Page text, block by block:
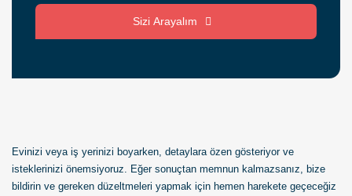
Sizi Arayalım
Evinizi veya iş yerinizi boyarken, detaylara özen gösteriyor ve
isteklerinizi önemsiyoruz. Eğer sonuçtan memnun kalmazsanız, bize
bildirin ve gereken düzeltmeleri yapmak için hemen harekete geçeceğiz